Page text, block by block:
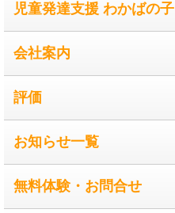
児童発達支援 わかばの子
会社案内
評価
お知らせ一覧
無料体験・お問合せ